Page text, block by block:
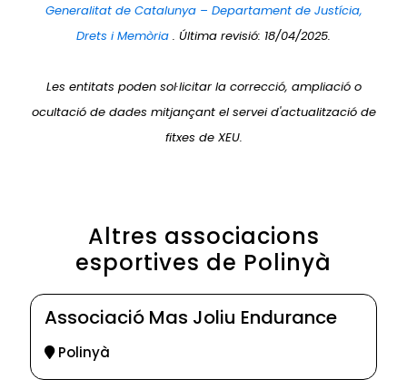
Generalitat de Catalunya – Departament de Justícia,
Drets i Memòria . Última revisió: 18/04/2025.
Les entitats poden sol·licitar la correcció, ampliació o
ocultació de dades mitjançant el servei d'actualització de
fitxes de XEU.
Altres associacions
esportives de Polinyà
Associació Mas Joliu Endurance
Polinyà